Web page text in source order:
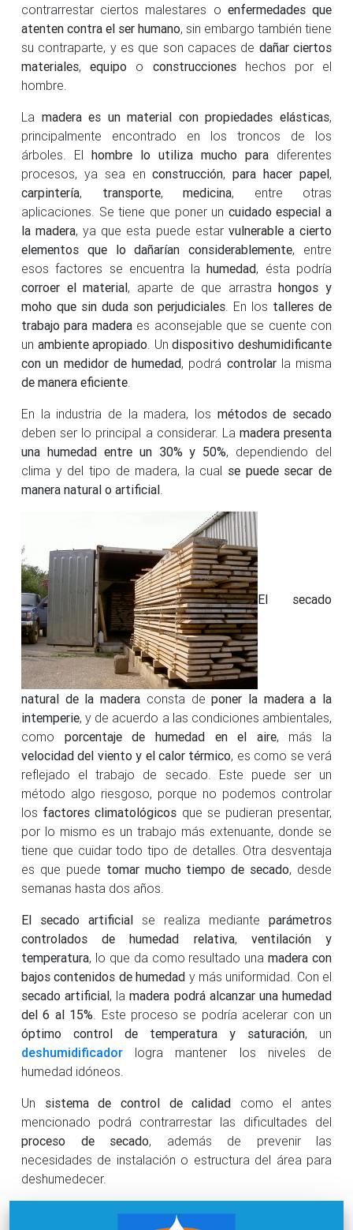
contrarrestar ciertos malestares o enfermedades que
atenten contra el ser humano, sin embargo también tiene
su contraparte, y es que son capaces de dañar ciertos
materiales,equipo o construccioneshechos por el
hombre.
La madera es un material con propiedades elásticas,
principalmente encontrado en los troncos de los
árboles. El hombre lo utiliza mucho para diferentes
procesos, ya sea enconstrucción,para hacer papel,
carpintería, transporte, medicina, entre otras
aplicaciones. Se tiene que poner un cuidado especial a
la madera, ya que esta puede estar vulnerable a cierto
elementos que lo dañarían considerablemente, entre
esos factores se encuentra lahumedad, ésta podría
corroer el material, aparte de que arrastrahongos y
moho que sin duda son perjudiciales . En los talleres de
trabajo para maderaes aconsejable que se cuente con
un ambiente apropiado . Undispositivo deshumidificante
con un medidor de humedad, podrá controlarla misma
de manera eficiente
En la industria de la madera, los métodos de secado
deben ser lo principal a considerar. La madera presenta
una humedad entre un 30% y 50%, dependiendo del
clima y del tipo de madera, la cual se puede secar de
manera natural o artificial
El secado
natural de la madera consta deponer la madera a la
intemperie, y de acuerdo a las condiciones ambientales,
como porcentaje de humedad en el aire, más la
velocidad del viento y el calor térmico, es como se verá
reflejado el trabajo de secado. Este puede ser un
método algo riesgoso, porque no podemos controlar
los factores climatológicos que se pudieran presentar,
por lo mismo es un trabajo más extenuante, donde se
tiene que cuidar todo tipo de detalles. Otra desventaja
es que puede tomar mucho tiempo de secado, desde
semanas hasta dos años.
El secado artificial se realiza mediante parámetros
controlados de humedad relativa, ventilación y
temperatura, lo que da como resultado unamadera con
bajos contenidos de humedad y más uniformidad. Con el
secado artificial, lamadera podrá alcanzar una humedad
del 6 al 15% . Este proceso se podría acelerar con un
óptimo control de temperatura y saturación, un
deshumidificador logra mantener los niveles de
humedad idóneos.
Un sistema de control de calidad como el antes
mencionado podrá contrarrestar las dificultades del
proceso de secado, además de prevenir las
necesidades de instalación o estructura del área para
deshumedecer.